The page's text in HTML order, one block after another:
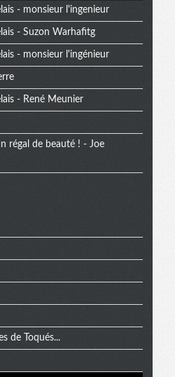
- monsieur l'ingenieur
- Suzon Warhafitg
- monsieur l'ingénieur
- René Meunier
régal de beauté ! - Joe
de Toqués...